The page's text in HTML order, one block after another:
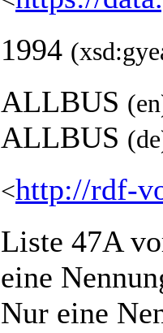
1994
ALLBUS
ALLBUS
<http://rdf-
Liste 47A
eine
Nur eine